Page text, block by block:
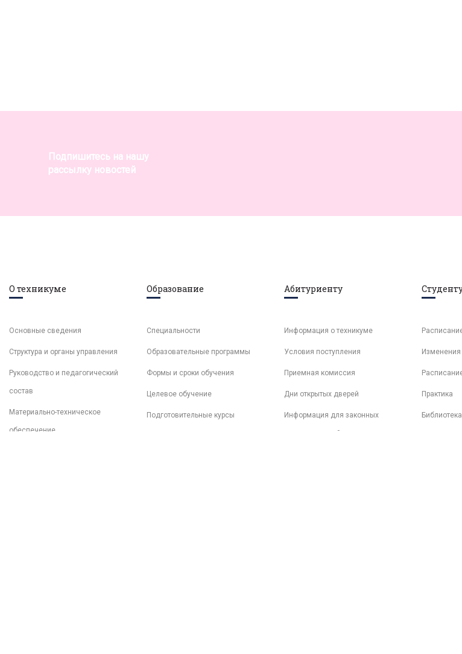
Подпишитесь на нашу
рассылку новостей
О техникуме
Основные сведения
Структура и органы управления
Руководство и педагогический
состав
Материально-техническое
обеспечение
Образование
Специальности
Образовательные программы
Формы и сроки обучения
Целевое обучение
Подготовительные курсы
Абитуриенту
Информация о техникуме
Условия поступления
Приемная комиссия
Дни открытых дверей
Информация для законных
представителей
Практика
Библиотека